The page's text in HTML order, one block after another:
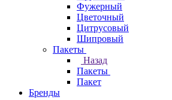
Фужерный
Цветочный
Цитрусовый
Шипровый
Пакеты
Назад
Пакеты
Пакет
Бренды